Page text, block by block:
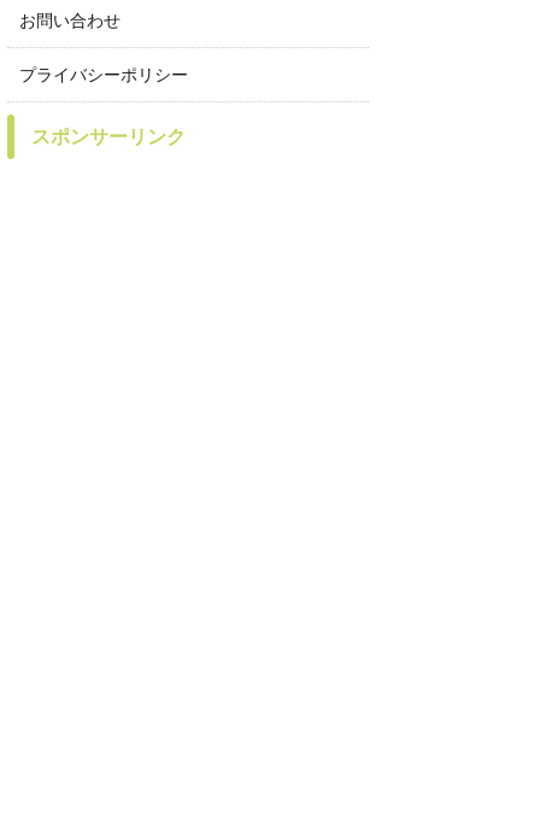
お問い合わせ
プライバシーポリシー
スポンサーリンク